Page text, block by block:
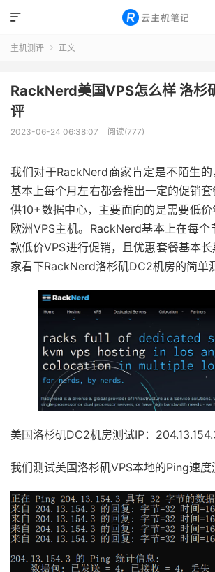

主机测评  正文
RackNerd美国VPS怎么样 洛杉
评
2023-06-24 06:38:07 阅读(777)
我们对于RackNerd商家肯定是不陌生
基本上每个月左右都会推出一定的促销
供10+数据中心，主要面向的是需要低价
欧洲VPS主机。RackNerd基本上在每
款低价VPS进行促销，且优惠套餐基本
家看下RackNerd洛杉矶DC2机房的简单
美国洛杉矶DC2机房测试IP：
我们测试美国洛杉矶VPS本地的Ping速度